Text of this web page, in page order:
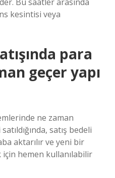
kesintisi veya
para
geçer yapı
ne zaman
satış bedeli
aktarılır ve yeni bir
için hemen kullanılabilir